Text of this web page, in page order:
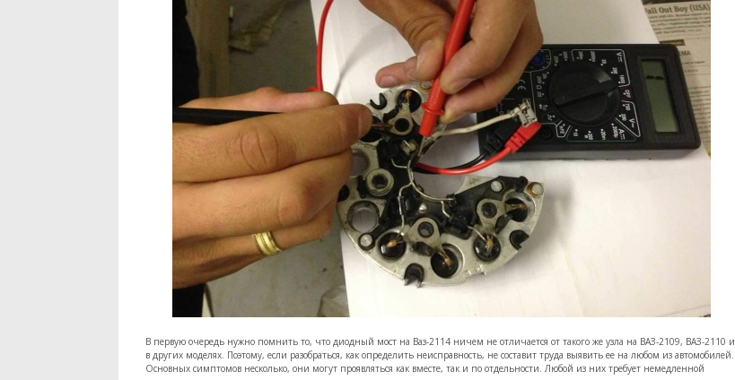
В первую очередь нужно помнить то, что диодный мост на Ваз-2114 ничем не отличается от такого же узла на ВАЗ-2109, ВАЗ-2110 и
в других моделях. Поэтому, если разобраться, как определить неисправность, не составит труда выявить ее на любом из автомобилей.
Основных симптомов несколько, они могут проявляться как вместе, так и по отдельности. Любой из них требует немедленной